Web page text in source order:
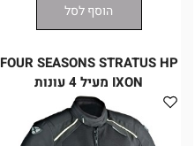
הוסף לסל
FOUR SEASONS STRATUS HP
IXON מעיל 4 עונות